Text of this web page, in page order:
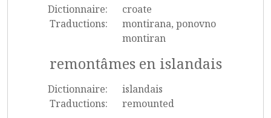
Dictionnaire:
croate
Traductions:
montirana, ponovno
montiran
remontâmes en islandais
Dictionnaire:
islandais
Traductions:
remounted